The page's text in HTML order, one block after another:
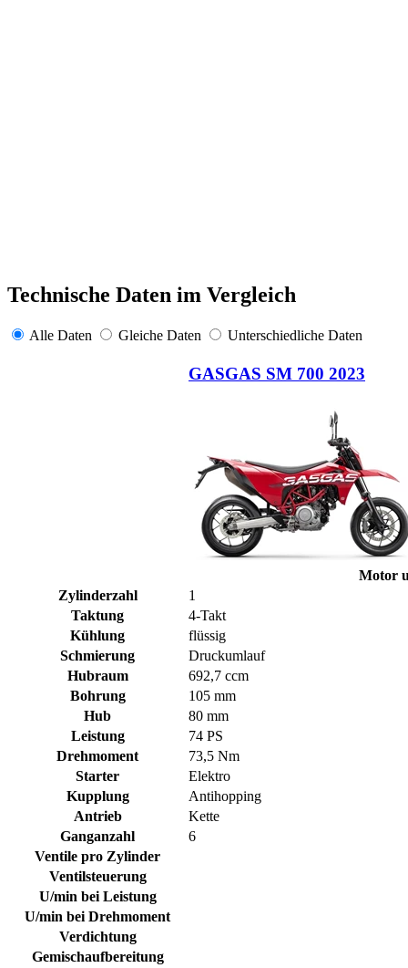
Technische Daten im Vergleich
Alle Daten Gleiche Daten Unterschiedliche Daten
GASGAS SM 700 2023
Motor
Zylinderzahl
1
Taktung
4-Takt
Kühlung
flüssig
Schmierung
Druckumlauf
Hubraum
692,7 ccm
Bohrung
105 mm
Hub
80 mm
Leistung
74 PS
Drehmoment
73,5 Nm
Starter
Elektro
Kupplung
Antihopping
Antrieb
Kette
Ganganzahl
6
Ventile pro Zylinder
Ventilsteuerung
U/min bei Leistung
U/min bei Drehmoment
Verdichtung
Gemischaufbereitung